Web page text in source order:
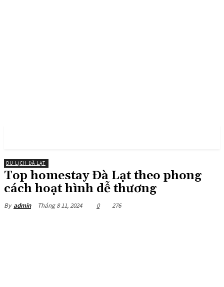
DU LỊCH ĐÀ LẠT
Top homestay Đà Lạt theo phong
cách hoạt hình dễ thương
By admin Tháng 8 11, 2024 0 276